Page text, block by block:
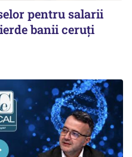
pentru salarii
banii ceruți